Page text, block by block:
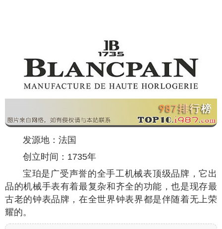
发源地：法国
创立时间：1735年
宝珀是广受声誉的全手工机械表顶级品牌，它出
品的机械手表有着最复杂和齐全的功能，也是现存最
古老的钟表品牌，在全世界钟表界都是伴随着无上荣
耀的。